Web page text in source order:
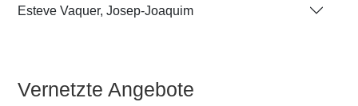
Esteve Vaquer, Josep-Joaquim
Vernetzte Angebote